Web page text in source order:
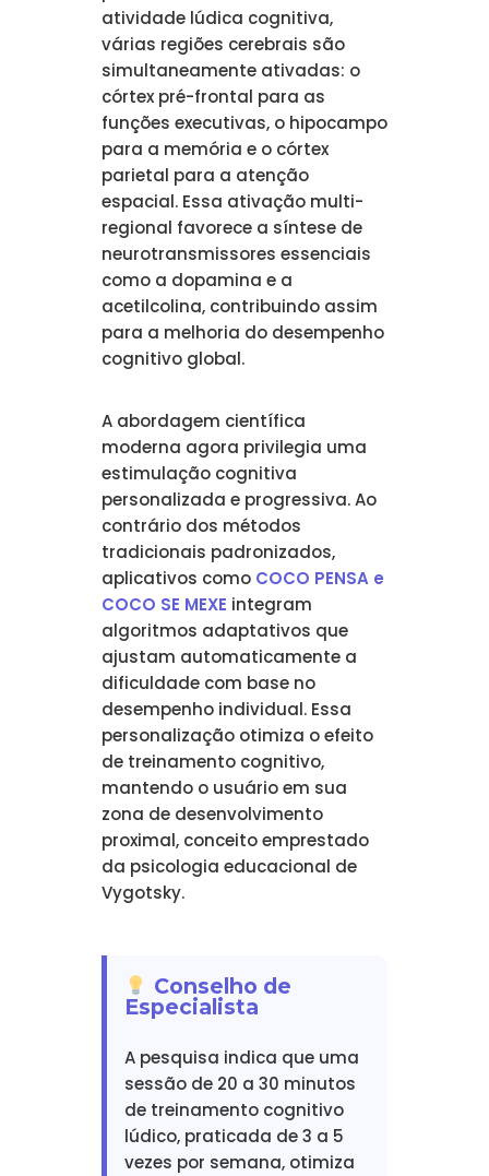
atividade lúdica cognitiva,
várias regiões cerebrais são
simultaneamente ativadas: o
córtex pré-frontal para as
funções executivas, o hipocampo
para a memória e o córtex
parietal para a atenção
espacial. Essa ativação multi-
regional favorece a síntese de
neurotransmissores essenciais
como a dopamina e a
acetilcolina, contribuindo assim
para a melhoria do desempenho
cognitivo global.
A abordagem científica
moderna agora privilegia uma
estimulação cognitiva
personalizada e progressiva. Ao
contrário dos métodos
tradicionais padronizados,
aplicativos como COCO PENSA e
COCO SE MEXE integram
algoritmos adaptativos que
ajustam automaticamente a
dificuldade com base no
desempenho individual. Essa
personalização otimiza o efeito
de treinamento cognitivo,
mantendo o usuário em sua
zona de desenvolvimento
proximal, conceito emprestado
da psicologia educacional de
Vygotsky.
Conselho de
Especialista
A pesquisa indica que uma
sessão de 20 a 30 minutos
de treinamento cognitivo
lúdico, praticada de 3 a 5
vezes por semana, otimiza